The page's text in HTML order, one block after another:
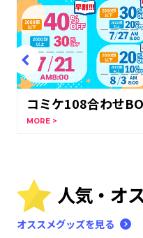
コミケ108合わせ
MORE >
人気・オ
オススメグッズを見る